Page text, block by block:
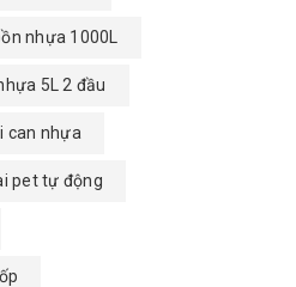
nhựa 1000L
5L 2 đầu
can nhựa
pet tự động